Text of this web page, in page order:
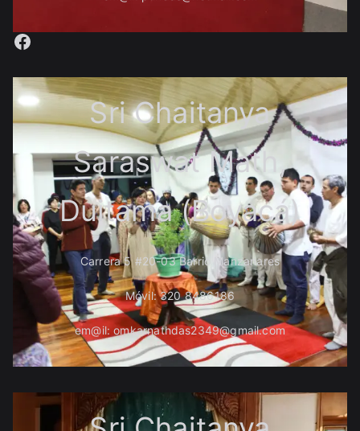
Facebook
Sri Chaitanya
Saraswat Math,
Duitama (Boyacá)
Carrera 5 #20-03 Barrio Manzanares
Móvil: 320 8486186
em@il: omkarnathdas2349@gmail.com